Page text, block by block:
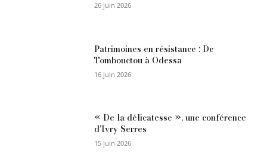
26 juin 2026
Patrimoines en résistance : De
Tombouctou à Odessa
16 juin 2026
« De la délicatesse », une conférence
d’Ivry Serres
15 juin 2026